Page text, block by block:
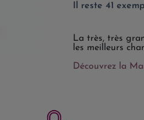
Il reste 41
La très, très
les meilleurs
Découvrez la